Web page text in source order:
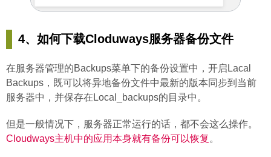
4、如何下载Cloduways服务器备份文件
在服务器管理的Backups菜单下的备份设置中，开启Lacal
Backups，既可以将异地备份文件中最新的版本同步到当前
服务器中，并保存在Local_backups的目录中。
但是一般情况下，服务器正常运行的话，都不会这么操作。
Cloudways主机中的应用本身就有备份可以恢复 。